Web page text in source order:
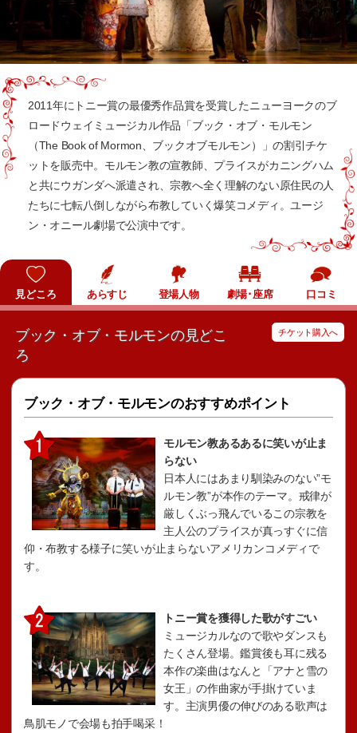
2011年にトニー賞の最優秀作品賞を受賞したニューヨークのブ
ロードウェイミュージカル作品「ブック・オブ・モルモン
（The Book of Mormon、ブックオブモルモン）」の割引チケ
ットを販売中。モルモン教の宣教師、プライスがカニングハム
と共にウガンダへ派遣され、宗教へ全く理解のない原住民の人
たちに七転八倒しながら布教していく爆笑コメディ。 ユージ
ン・オニール劇場で公演中です。
見どころ あらすじ 登場人物 劇場･座席 口コミ
ブック・オブ・モルモンの見どこ
ろ
チケット購入へ
ブック・オブ・モルモンのおすすめポイント
モルモン教あるあるに笑いが止ま
らない
日本人にはあまり馴染みのない”モ
ルモン教”が本作のテーマ。戒律が
厳しくぶっ飛んでいるこの宗教を
主人公のプライスが真っすぐに信
仰・布教する様子に笑いが止まらないアメリカンコメディで
す。
トニー賞を獲得した歌がすごい
ミュージカルなので歌やダンスも
たくさん登場。鑑賞後も耳に残る
本作の楽曲はなんと「アナと雪の
女王」の作曲家が手掛けていま
す。主演男優の伸びのある歌声は
鳥肌モノで会場も拍手喝采！